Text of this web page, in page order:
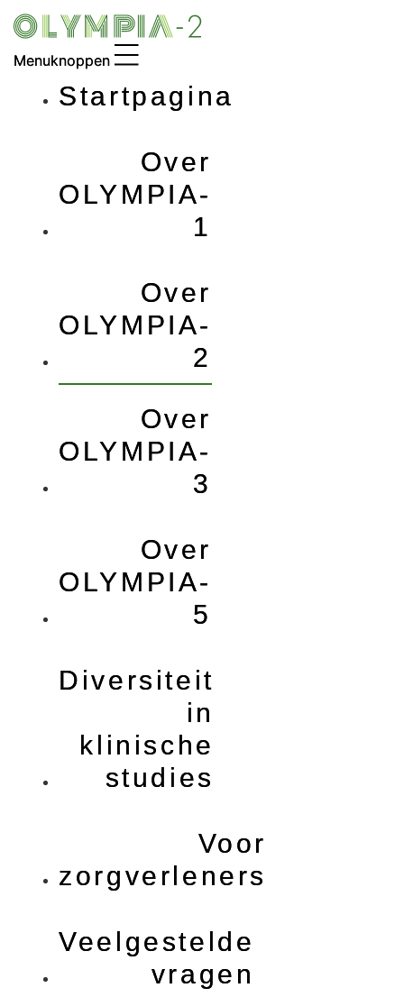
Skip
to
content
Startpagina
Over
OLYMPIA-
1
Over
OLYMPIA-
2
Over
OLYMPIA-
3
Over
OLYMPIA-
5
Diversiteit
in
klinische
studies
Voor
zorgverleners
Veelgestelde
vragen